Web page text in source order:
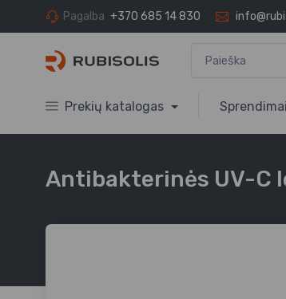
Pagalba +370 685 14 830
Prekių katalogas
Antibakterinės UV-C